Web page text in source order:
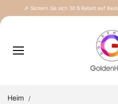
Inhalt
🎉 Sichern Sie sich 30 $ Rabatt auf
Heim